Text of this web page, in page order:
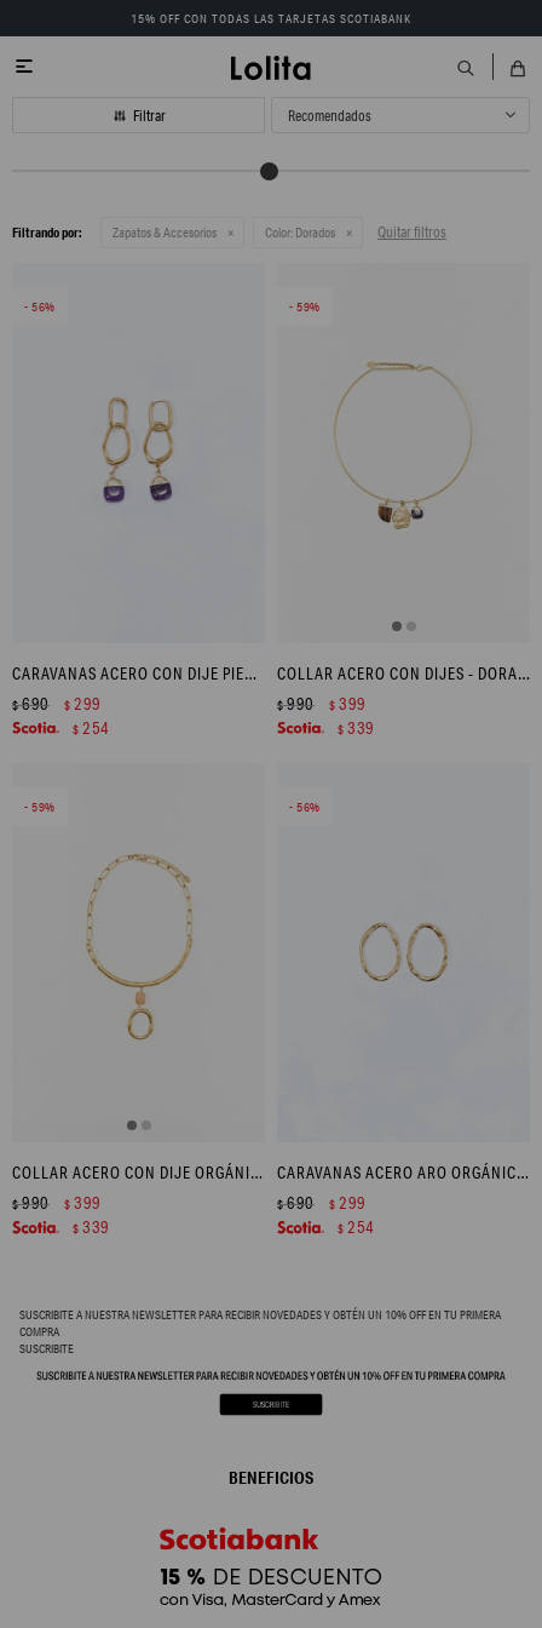
15% OFF CON TODAS LAS TARJETAS SCOTIABANK

Recomendados
Filtrando por: Zapatos & Accesorios Color: Dorados Quitar filtros
56
CARAVANAS ACERO CON DIJE PIEDRA - DORADO
$690 $ 299
$ 254
59
COLLAR ACERO CON DIJES - DORADO
$990 $ 399
$ 339
59
COLLAR ACERO CON DIJE ORGÁNICO - DORADO
$990 $ 399
$ 339
56
CARAVANAS ACERO ARO ORGÁNICO - DORADO
$690 $ 299
$ 254
SUSCRIBITE A NUESTRA NEWSLETTER PARA RECIBIR NOVEDADES Y OBTÉN UN 10% OFF EN TU PRIMERA
COMPRA
SUSCRIBITE
BENEFICIOS